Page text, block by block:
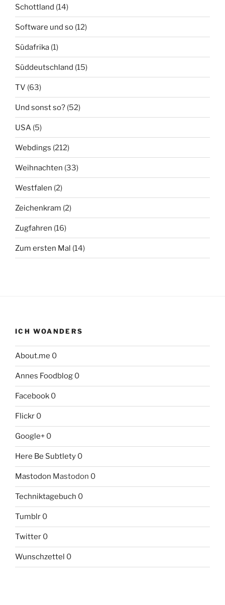
Schottland (14)
Software und so (12)
Südafrika (1)
Süddeutschland (15)
TV (63)
Und sonst so? (52)
USA (5)
Webdings (212)
Weihnachten (33)
Westfalen (2)
Zeichenkram (2)
Zugfahren (16)
Zum ersten Mal (14)
ICH WOANDERS
About.me 0
Annes Foodblog 0
Facebook 0
Flickr 0
Google+ 0
Here Be Subtlety 0
Mastodon Mastodon 0
Techniktagebuch 0
Tumblr 0
Twitter 0
Wunschzettel 0